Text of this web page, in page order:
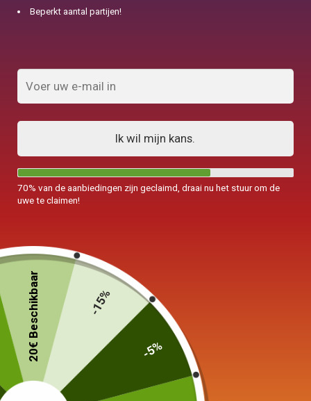
Elektrische waterkoker Lichtgevende
Glas 1,7L
Beperkt aantal partijen!
Ik wil mijn kans.
70% van de aanbiedingen zijn geclaimd, draai nu het stuur om de
uwe te claimen!
20€ Beschikbaar -15%
-5%